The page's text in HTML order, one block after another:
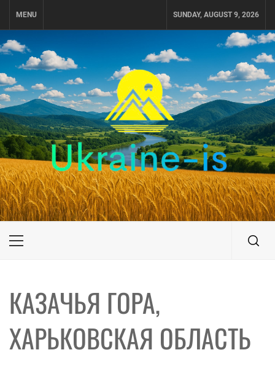
MENU SUNDAY, AUGUST 9, 2026
UKRAINE-IS
ПУТЕШЕСТВИЕ ПО УКРАИНЕ
Primary
КАЗАЧЬЯ ГОРА,
ХАРЬКОВСКАЯ ОБЛАСТЬ